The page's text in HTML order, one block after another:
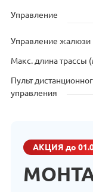
Управление
Управление жалюзи
Макс. длина трассы
Пульт
управления
АКЦИЯ до